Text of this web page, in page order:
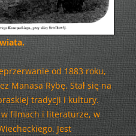
od 1883 roku,
Manasa Rybę. Stał się na
tradycji i kultury.
filmach i literaturze, w
Jest